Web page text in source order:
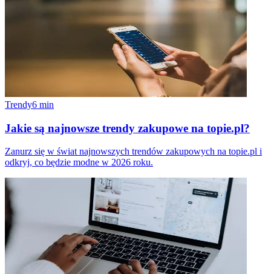
Trendy6 min
Jakie są najnowsze trendy zakupowe na topie.pl?
Zanurz się w świat najnowszych trendów zakupowych na topie.pl i
odkryj, co będzie modne w 2026 roku.